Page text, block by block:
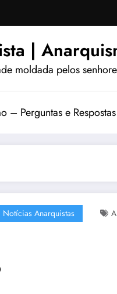
|
moldada pelos
– Perguntas e
Notícias Anarquistas